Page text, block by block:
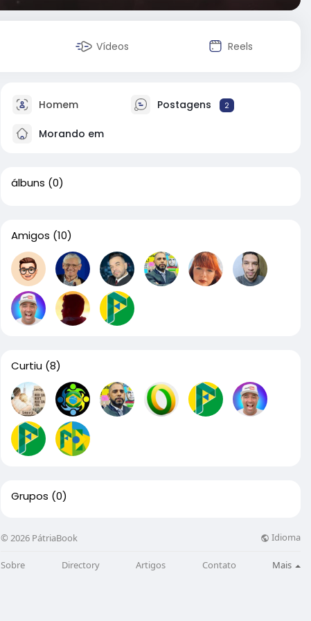
Vídeos Reels
Homem Postagens 2
Morando em
álbuns (0)
Amigos (10)
Curtiu (8)
Grupos (0)
© 2026 PátriaBook Idioma
Sobre Directory Artigos Contato Mais